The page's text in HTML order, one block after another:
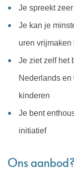
Je spreekt
Je kan je
uren
Je ziet zelf het
Nederlands
kinderen
Je bent
initiatief
Ons aanbod?